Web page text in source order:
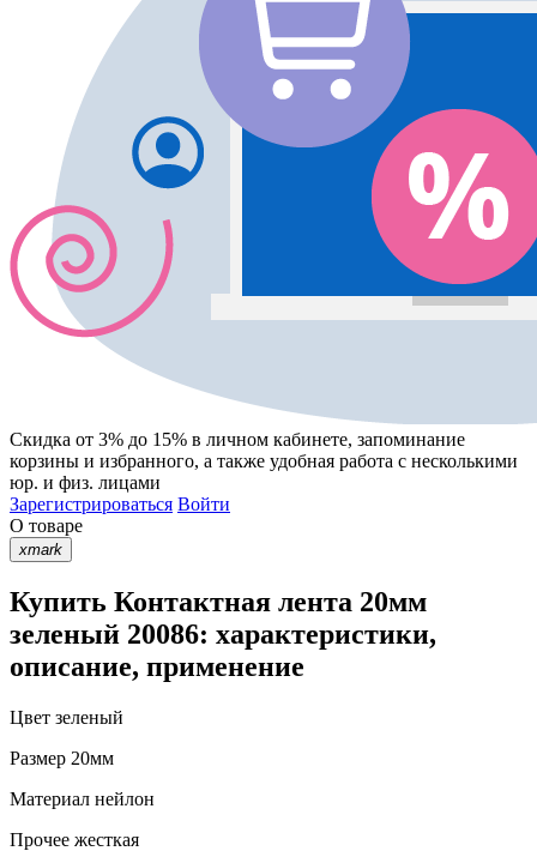
Скидка от 3% до 15% в личном кабинете, запоминание
корзины и избранного, а также удобная работа с несколькими
юр. и физ. лицами
Зарегистрироваться Войти
О товаре
xmark
Купить Контактная лента 20мм
зеленый 20086: характеристики,
описание, применение
Цвет зеленый
Размер 20мм
Материал нейлон
Прочее жесткая